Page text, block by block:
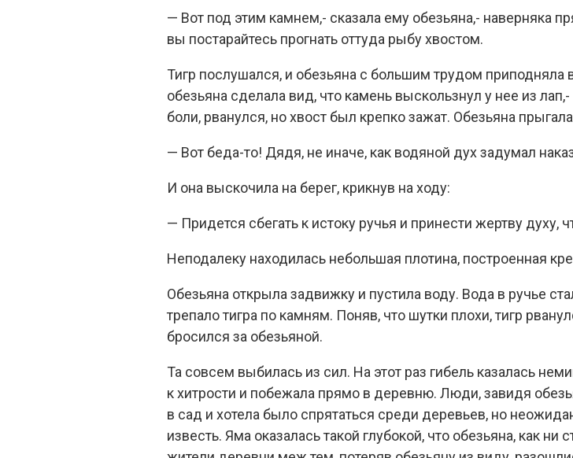
— Вот под этим камнем,- сказала ему обезьяна,- наверняка
вы постарайтесь прогнать оттуда рыбу хвостом.
Тигр послушался, и обезьяна с большим трудом приподняла
обезьяна сделала вид, что камень выскользнул у нее из
боли, рванулся, но хвост был крепко зажат. Обезьяна
— Вот беда-то! Дядя, не иначе, как водяной дух задумал
И она выскочила на берег, крикнув на ходу:
— Придется сбегать к истоку ручья и принести жертву духу,
Неподалеку находилась небольшая плотина, построенная
Обезьяна открыла задвижку и пустила воду. Вода в ручье
трепало тигра по камням. Поняв, что шутки плохи, тигр
бросился за обезьяной.
Та совсем выбилась из сил. На этот раз гибель казалась
к хитрости и побежала прямо в деревню. Люди, завидя
в сад и хотела было спрятаться среди деревьев, но
известь. Яма оказалась такой глубокой, что обезьяна, как